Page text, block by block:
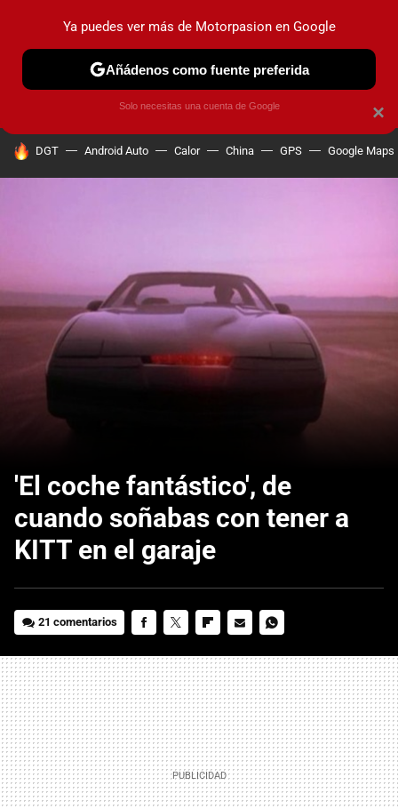
PRUEBAS COCHES ELÉCTRICOS OBSERVATORIO
HOY SE HABLA DE
DGT Android Auto Calor China GPS Google Maps
'El coche fantástico', de
cuando soñabas con tener a
KITT en el garaje
21 comentarios
MAIL
×
Ya puedes ver más de Motorpasion en Google
Añádenos como fuente preferida
Solo necesitas una cuenta de Google